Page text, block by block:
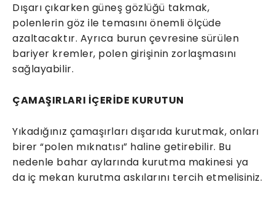
Dışarı çıkarken güneş gözlüğü takmak,
polenlerin göz ile temasını önemli ölçüde
azaltacaktır. Ayrıca burun çevresine sürülen
bariyer kremler, polen girişinin zorlaşmasını
sağlayabilir.
ÇAMAŞIRLARI İÇERİDE KURUTUN
Yıkadığınız çamaşırları dışarıda kurutmak, onları
birer “polen mıknatısı” haline getirebilir. Bu
nedenle bahar aylarında kurutma makinesi ya
da iç mekan kurutma askılarını tercih etmelisiniz.